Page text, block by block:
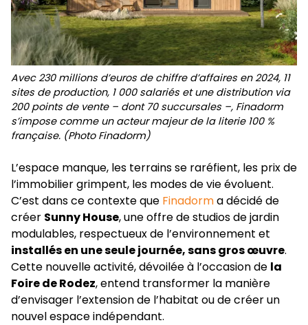
Avec 230 millions d’euros de chiffre d’affaires en 2024, 11
sites de production, 1 000 salariés et une distribution via
200 points de vente – dont 70 succursales –, Finadorm
s’impose comme un acteur majeur de la literie 100 %
française. (Photo Finadorm)
L’espace manque, les terrains se raréfient, les prix de
l’immobilier grimpent, les modes de vie évoluent.
C’est dans ce contexte que Finadorma décidé de
créer Sunny House, une offre de studios de jardin
modulables, respectueux de l’environnement et
installés en une seule journée, sans gros œuvre.
Cette nouvelle activité, dévoilée à l’occasion de la
Foire de Rodez, entend transformer la manière
d’envisager l’extension de l’habitat ou de créer un
nouvel espace indépendant.